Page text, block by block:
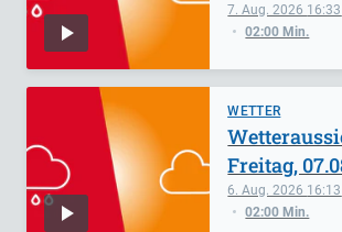
7. Aug. 2026 16:33
02:00 Min.
WETTER
6. Aug. 2026 16:13
02:00 Min.
Freitag,